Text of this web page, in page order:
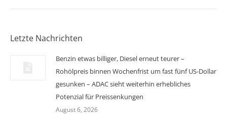
Letzte Nachrichten
Benzin etwas billiger, Diesel erneut teurer –
Rohölpreis binnen Wochenfrist um fast fünf US-Dollar
gesunken – ADAC sieht weiterhin erhebliches
Potenzial für Preissenkungen
August 6, 2026